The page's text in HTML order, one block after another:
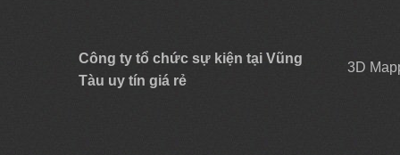
Công ty tổ chức sự kiện tại Vũng
Tàu uy tín giá rẻ
3D